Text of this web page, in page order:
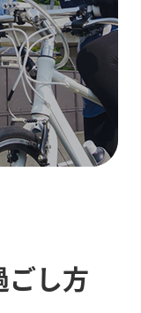
ごし方